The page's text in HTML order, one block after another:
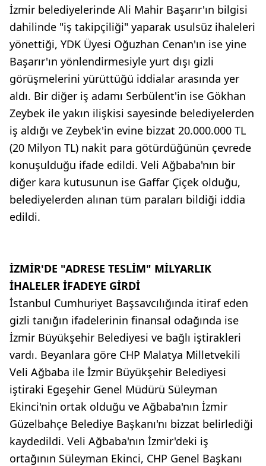
İzmir belediyelerinde Ali Mahir Başarır'ın bilgisi
dahilinde "iş takipçiliği" yaparak usulsüz ihaleleri
yönettiği, YDK Üyesi Oğuzhan Cenan'ın ise yine
Başarır'ın yönlendirmesiyle yurt dışı gizli
görüşmelerini yürüttüğü iddialar arasında yer
aldı. Bir diğer iş adamı Serbülent'in ise Gökhan
Zeybek ile yakın ilişkisi sayesinde belediyelerden
iş aldığı ve Zeybek'in evine bizzat 20.000.000 TL
(20 Milyon TL) nakit para götürdüğünün çevrede
konuşulduğu ifade edildi. Veli Ağbaba'nın bir
diğer kara kutusunun ise Gaffar Çiçek olduğu,
belediyelerden alınan tüm paraları bildiği iddia
edildi.
İZMİR'DE "ADRESE TESLİM" MİLYARLIK
İHALELER İFADEYE GİRDİ
İstanbul Cumhuriyet Başsavcılığında itiraf eden
gizli tanığın ifadelerinin finansal odağında ise
İzmir Büyükşehir Belediyesi ve bağlı iştirakleri
vardı. Beyanlara göre CHP Malatya Milletvekili
Veli Ağbaba ile İzmir Büyükşehir Belediyesi
iştiraki Egeşehir Genel Müdürü Süleyman
Ekinci'nin ortak olduğu ve Ağbaba'nın İzmir
Güzelbahçe Belediye Başkanı'nı bizzat belirlediği
kaydedildi. Veli Ağbaba'nın İzmir'deki iş
ortağının Süleyman Ekinci, CHP Genel Başkanı